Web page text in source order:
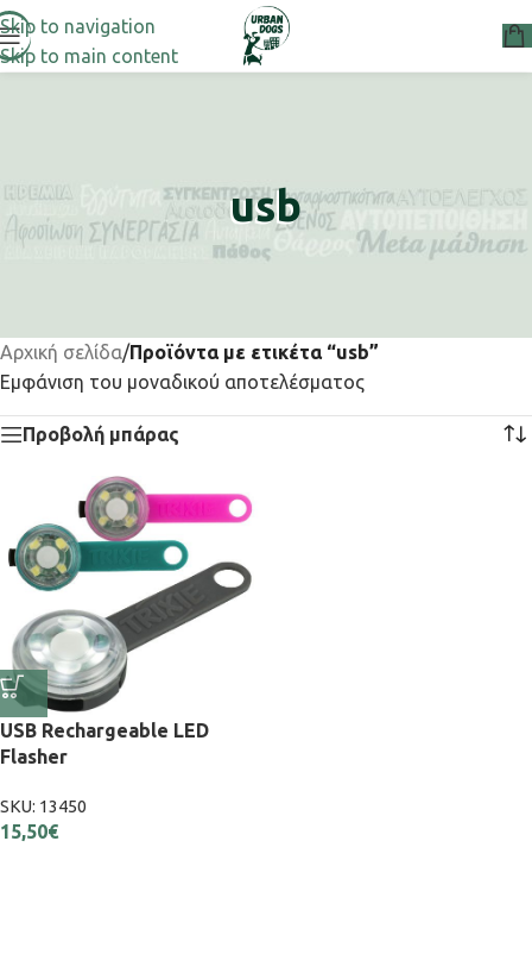
Skip to navigation
Skip to main content
usb
Αρχική σελίδα/Προϊόντα με ετικέτα “usb”
Εμφάνιση του μοναδικού αποτελέσματος
Προβολή μπάρας
USB Rechargeable LED
Flasher
SKU: 13450
15,50€